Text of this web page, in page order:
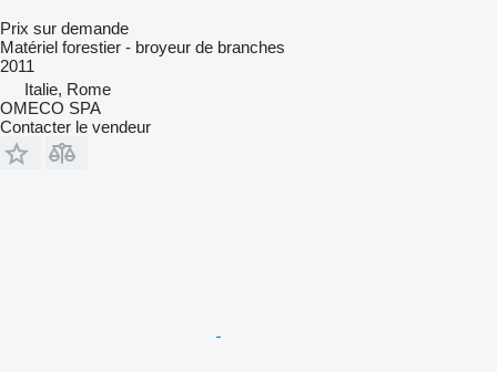
Prix sur demande
Matériel forestier - broyeur de branches
2011
Italie, Rome
OMECO SPA
Contacter le vendeur